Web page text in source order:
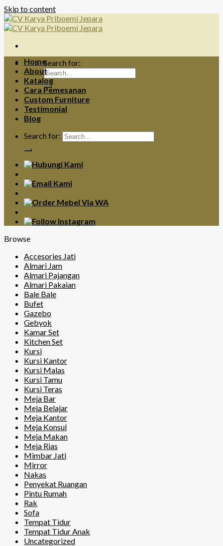
Skip to content
Search for:
Home
About
Katalog
Cara Pemesanan
Custom Furniture
Testimonial
Blog
Search for:
Browse
Accesories Jati
Almari Jam
Almari Pajangan
Almari Pakaian
Bale Bale
Bufet
Gazebo
Gebyok
Kamar Set
Kitchen Set
Kursi
Kursi Kantor
Kursi Malas
Kursi Tamu
Kursi Teras
Meja Bar
Meja Belajar
Meja Kantor
Meja Konsul
Meja Makan
Meja Rias
Mimbar Jati
Mirror
Nakas
Penyekat Ruangan
Pintu Rumah
Rak
Sofa
Tempat Tidur
Tempat Tidur Anak
Uncategorized